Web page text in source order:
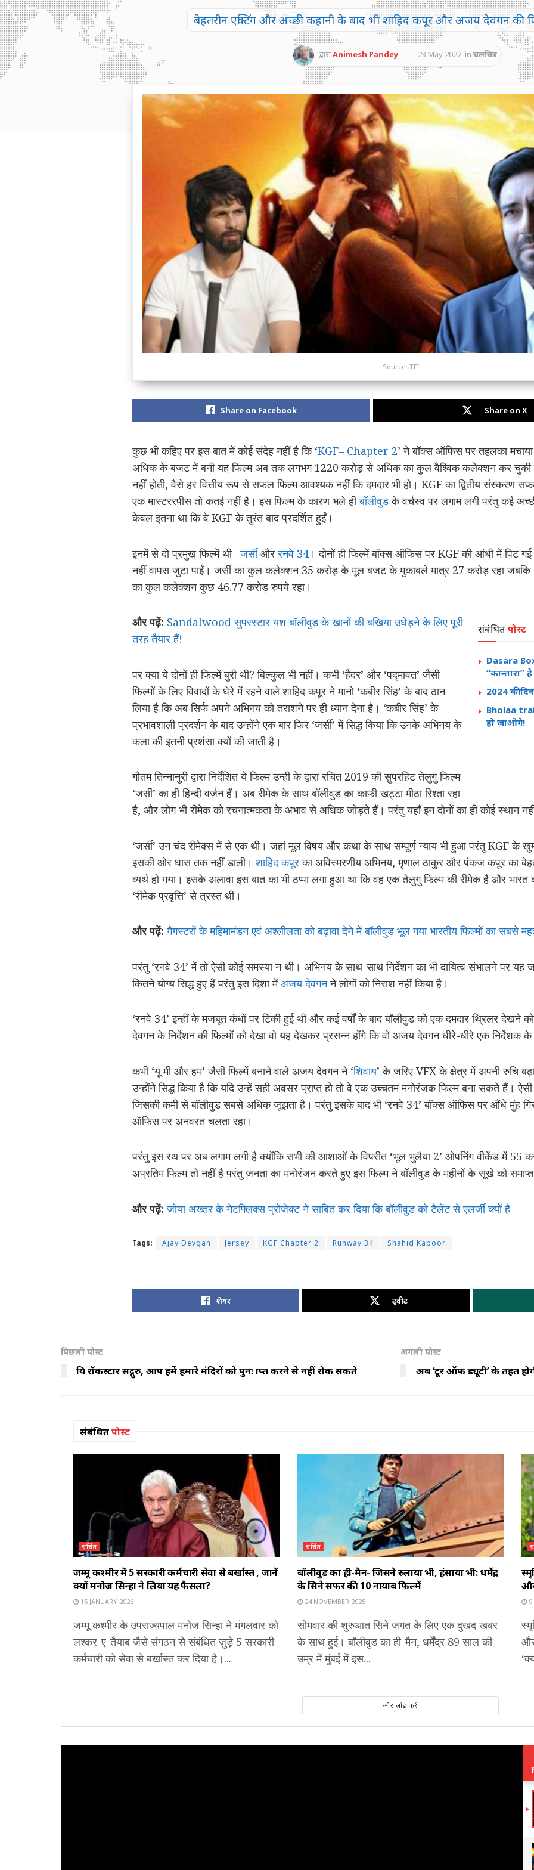
बेहतरीन एक्टिंग और अच्छी कहानी के बाद भी शाहिद कपूर और अजय देवगन की
द्वाराAnimesh Pandey 23 May 2022 in चलचित्र
Source: TFI
Share on Facebook Share on X
कुछ भी कहिए पर इस बात में कोई संदेह नहीं है कि ‘KGF– Chapter 2’ ने बॉक्स ऑफिस पर तहलका
अधिक के बजट में बनी यह फिल्म अब तक लगभग 1220 करोड़ से अधिक का कुल वैश्विक कलेक्शन कर चुकी
नहीं होती, वैसे हर वित्तीय रूप से सफल फिल्म आवश्यक नहीं कि दमदार भी हो। KGF का द्वितीय संस्करण
एक मास्टररपीस तो कतई नहीं है। इस फिल्म के कारण भले हीबॉलीवुडके वर्चस्व पर लगाम लगी परंतु कई
केवल इतना था कि वे KGF के तुरंत बाद प्रदर्शित हुईं।
इनमें से दो प्रमुख फिल्में थी–जर्सीऔररनवे 34। दोनों ही फिल्में बॉक्स ऑफिस पर KGF की आंधी में पिट
नहीं वापस जुटा पाईं। जर्सी का कुल कलेक्शन 35 करोड़ के मूल बजट के मुकाबले मात्र 27 करोड़ रहा
का कुल कलेक्शन कुछ 46.77 करोड़ रुपये रहा।
संबंधितपोस्ट
Dasara
“कान्तारा”
2024 की
Bholaa
हो जाओगे!
और पढ़ें: Sandalwood सुपरस्टार यश बॉलीवुड के खानों की बखिया उधेड़ने के लिए पूरी
तरह तैयार हैं!
पर क्या ये दोनों ही फिल्में बुरी थी? बिल्कुल भी नहीं। कभी ‘हैदर’ और ‘पद्मावत’ जैसी
फिल्मों के लिए विवादों के घेरे में रहने वाले शाहिद कपूर ने मानो ‘कबीर सिंह’ के बाद ठान
लिया है कि अब सिर्फ अपने अभिनय को तराशने पर ही ध्यान देना है। ‘कबीर सिंह’ के
प्रभावशाली प्रदर्शन के बाद उन्होंने एक बार फिर ‘जर्सी’ में सिद्ध किया कि उनके अभिनय के
कला की इतनी प्रशंसा क्यों की जाती है।
गौतम तिन्नानुरी द्वारा निर्देशित ये फिल्म उन्ही के द्वारा रचित 2019 की सुपरहिट तेलुगु फिल्म
‘जर्सी’ का ही हिन्दी वर्जन हैं। अब रीमेक के साथ बॉलीवुड का काफी खट्टा मीठा रिश्ता रहा
है, और लोग भी रीमेक को रचनात्मकता के अभाव से अधिक जोड़ते हैं। परंतु यहाँ इन दोनों का ही कोई स्थान
‘जर्सी’ उन चंद रीमेक्स में से एक थी। जहां मूल विषय और कथा के साथ सम्पूर्ण न्याय भी हुआ परंतु KGF के
इसकी ओर घास तक नहीं डाली।शाहिद कपूरका अविस्मरणीय अभिनय, मृणाल ठाकुर और पंकज कपूर का
व्यर्थ हो गया। इसके अलावा इस बात का भी ठप्पा लगा हुआ था कि वह एक तेलुगु फिल्म की रीमेक है और
‘रीमेक प्रवृत्ति’ से त्रस्त थी।
और पढ़ें:गैंगस्टरों के महिमामंडन एवं अश्लीलता को बढ़ावा देने में बॉलीवुड भूल गया भारतीय फिल्मों का सबसे
परंतु ‘रनवे 34’ में तो ऐसी कोई समस्या न थी। अभिनय के साथ-साथ निर्देशन का भी दायित्व संभालने पर यह
कितने योग्य सिद्ध हुए हैं परंतु इस दिशा मेंअजय देवगनने लोगों को निराश नहीं किया है।
‘रनवे 34’ इन्हीं के मजबूत कंधों पर टिकी हुई थी और कई वर्षों के बाद बॉलीवुड को एक दमदार थ्रिलर देखने
देवगन के निर्देशन की फिल्मों को देखा वो यह देखकर प्रसन्न होंगे कि वो अजय देवगन धीरे-धीरे एक निर्देशक
कभी ‘यू मी और हम’ जैसी फिल्में बनाने वाले अजय देवगन ने ‘शिवाय’ के जरिए VFX के क्षेत्र में अपनी रुचि
उन्होंने सिद्ध किया है कि यदि उन्हें सही अवसर प्राप्त हो तो वे एक उच्चतम मनोरंजक फिल्म बना सकते हैं।
जिसकी कमी से बॉलीवुड सबसे अधिक जूझता है। परंतु इसके बाद भी ‘रनवे 34’ बॉक्स ऑफिस पर औंधे मुंह
ऑफिस पर अनवरत चलता रहा।
परंतु इस रथ पर अब लगाम लगी है क्योंकि सभी की आशाओं के विपरीत ‘भूल भुलैया 2’ ओपनिंग वीकेंड में 55
अप्रतिम फिल्म तो नहीं है परंतु जनता का मनोरंजन करते हुए इस फिल्म ने बॉलीवुड के महीनों के सूखे को
और पढ़ें:जोया अख्तर के नेटफ्लिक्स प्रोजेक्ट ने साबित कर दिया कि बॉलीवुड को टैलेंट से एलर्जी क्यों है
Tags: Ajay Devgan Jersey KGF Chapter 2 Runway 34 Shahid Kapoor
शेयर ट्वीट
पिछली पोस्ट
प्रिय रॉकस्टार सद्गुरु, आप हमें हमारे मंदिरों को पुनः प्राप्त करने से नहीं रोक सकते
अगली पोस्ट
अब ‘टूर ऑफ ड्यूटी’ के तहत
संबंधितपोस्ट
चर्चित
जम्मू कश्मीर में 5 सरकारी कर्मचारी सेवा से बर्खास्त , जानें
क्यों मनोज सिन्हा ने लिया यह फैसला?
15 JANUARY 2026
जम्मू कश्मीर के उपराज्यपाल मनोज सिन्हा ने मंगलवार को
लश्कर-ए-तैयाब जैसे संगठन से संबंधित जुड़े 5 सरकारी
कर्मचारी को सेवा से बर्खास्त कर दिया है।...
चर्चित
बॉलीवुड का ही-मैन- जिसने रुलाया भी, हंसाया भी: धर्मेंद्र
के सिने सफर की 10 नायाब फिल्में
24 NOVEMBER 2025
सोमवार की शुरुआत सिने जगत के लिए एक दुखद ख़बर
के साथ हुई। बॉलीवुड का ही-मैन, धर्मेंद्र 89 साल की
उम्र में मुंबई में इस...
और
9
और लोड करें